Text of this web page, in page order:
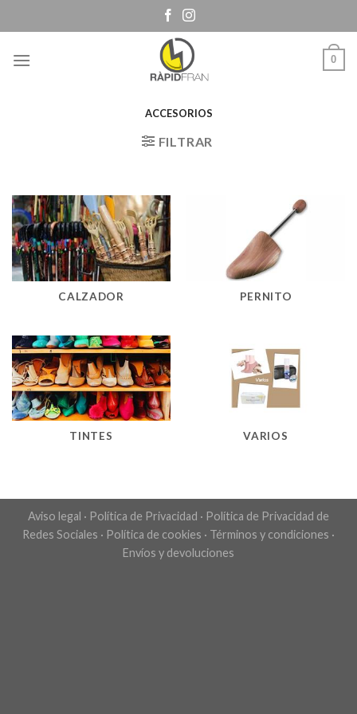
to
0
ACCESORIOS
FILTRAR
CALZADOR PERNITO
TINTES VARIOS
Aviso legal · Política de Privacidad · Política de Privacidad de
Redes Sociales · Política de cookies · Términos y condiciones ·
Envíos y devoluciones